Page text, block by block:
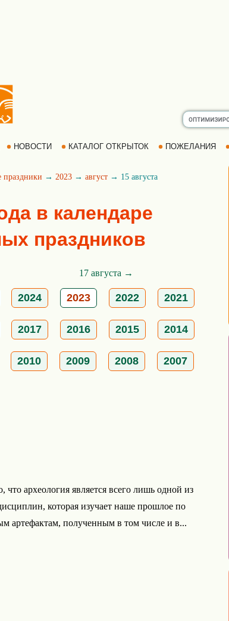
НОВОСТИ КАТАЛОГ ОТКРЫТОК ПОЖЕЛАНИЯ
праздники → 2023 → август → 15 августа
в календаре
праздников
17 августа →
2024 2023 2022 2021
2017 2016 2015 2014
2010 2009 2008 2007
что археология является всего лишь одной из
которая изучает наше прошлое по
артефактам, полученным в том числе и в...